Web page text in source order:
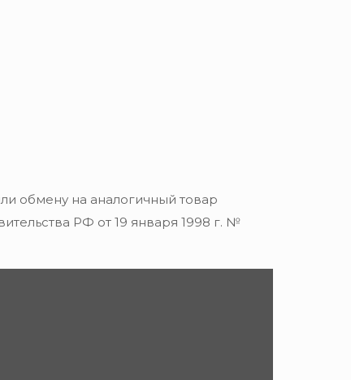
обмену на аналогичный товар
РФ от 19 января 1998 г. №